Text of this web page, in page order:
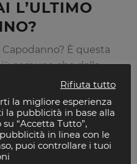
L’ULTIMO
Capodanno? È questa
comune che dalla
in poi ti assilla
aiuto dagli amici,
o dai Social. Ma
Rifiuta tutto
la migliore esperienza
la pubblicità in base alla
“Accetta Tutto”,
in linea con le
puoi controllare i tuoi